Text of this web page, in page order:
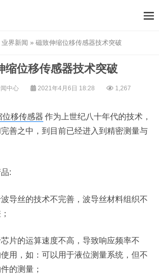
业界新闻 » 磁致伸缩位移传感器技术突破
缩位移传感器技术突破
中心 2021年4月6日 18:28 1,267
位移传感器 作为上世纪八十年代的技术，
善之中，到目前已经进入到精密测量与
:
丝的技术不完善，波导丝材料组织不
的运算速度不高，导致响应频率不
用，如：可以用于液位测量系统，但不
的测量；